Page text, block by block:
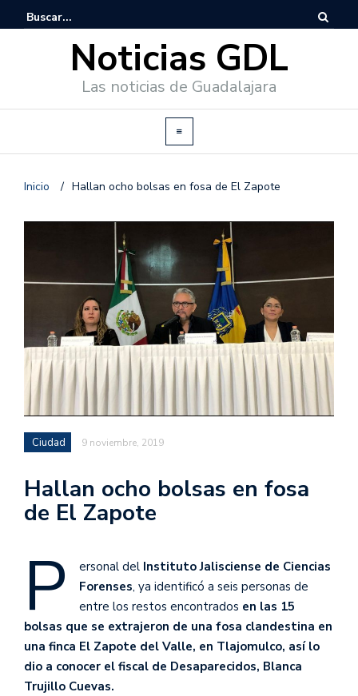
Noticias GDL
Las noticias de Guadalajara
Inicio / Hallan ocho bolsas en fosa de El Zapote
Ciudad 9 noviembre, 2019
Hallan ocho bolsas en fosa
de El Zapote
P ersonal del Instituto Jalisciense de Ciencias
Forenses, ya identificó a seis personas de
entre los restos encontrados en las 15
bolsas que se extrajeron de una fosa clandestina en
una finca El Zapote del Valle, en Tlajomulco, así lo
dio a conocer el fiscal de Desaparecidos, Blanca
Trujillo Cuevas.